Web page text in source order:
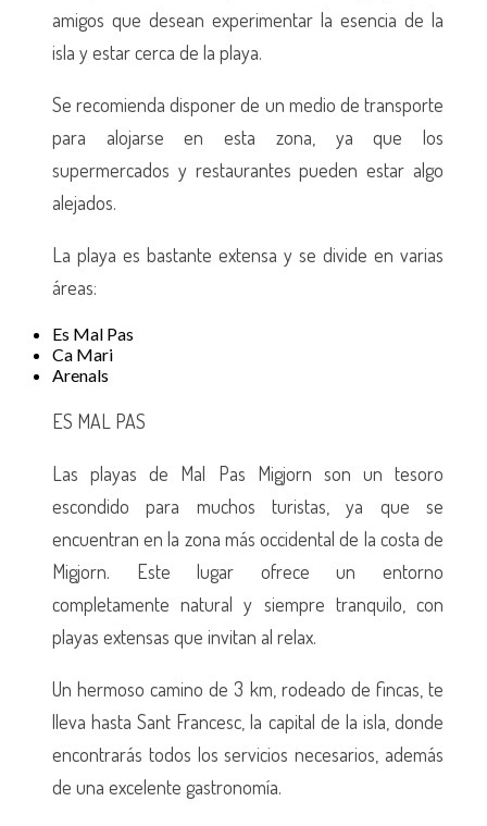
amigos que desean experimentar la esencia de la
isla y estar cerca de la playa.
Se recomienda disponer de un medio de transporte
para alojarse en esta zona, ya que los
supermercados y restaurantes pueden estar algo
alejados.
La playa es bastante extensa y se divide en varias
áreas:
Es Mal Pas
Ca Mari
Arenals
ES MAL PAS
Las playas de Mal Pas Migjorn son un tesoro
escondido para muchos turistas, ya que se
encuentran en la zona más occidental de la costa de
Migjorn. Este lugar ofrece un entorno
completamente natural y siempre tranquilo, con
playas extensas que invitan al relax.
Un hermoso camino de 3 km, rodeado de fincas, te
lleva hasta Sant Francesc, la capital de la isla, donde
encontrarás todos los servicios necesarios, además
de una excelente gastronomía.